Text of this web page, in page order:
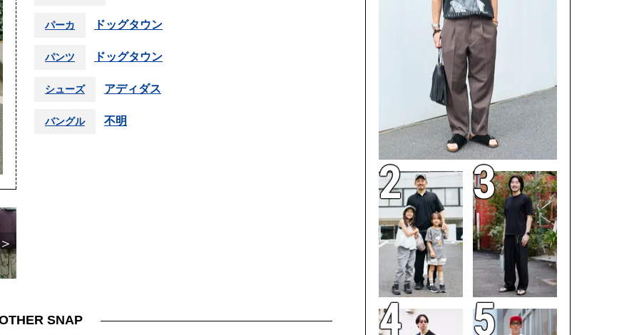
パーカ ドッグタウン
パンツ ドッグタウン
シューズ アディダス
バングル 不明
SNAP